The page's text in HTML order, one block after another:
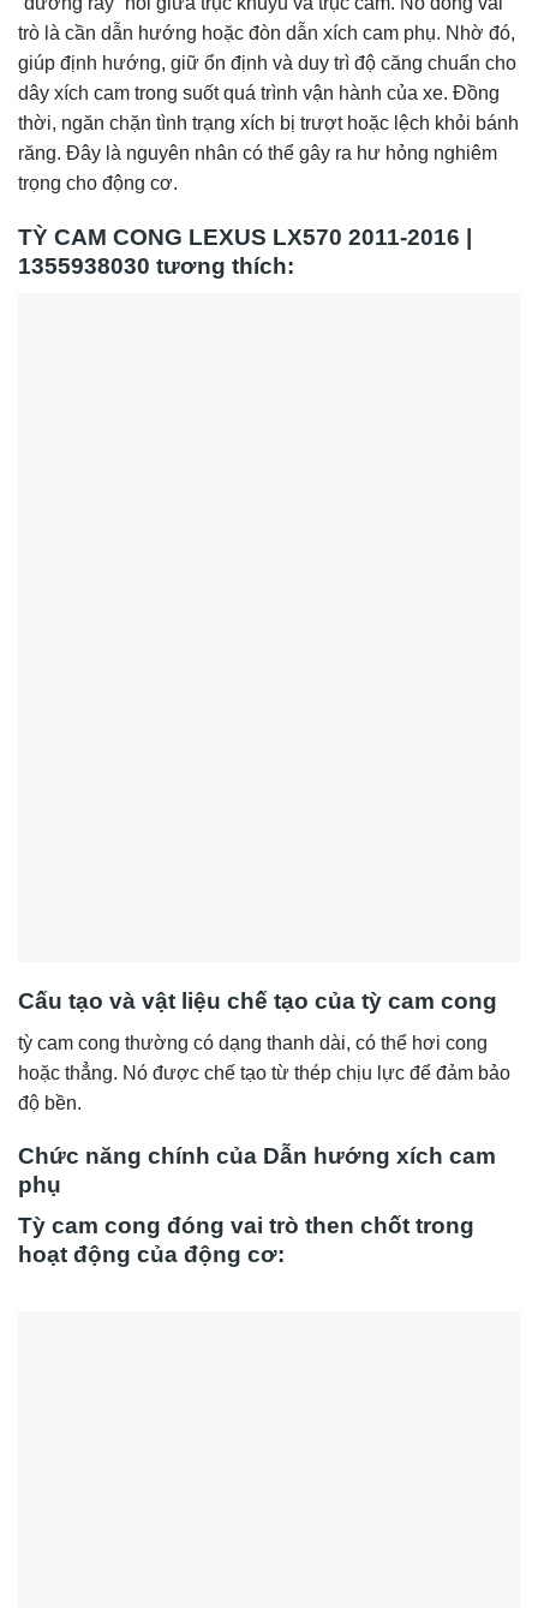
trò là cần dẫn hướng hoặc đòn dẫn xích cam phụ. Nhờ đó,
giúp định hướng, giữ ổn định và duy trì độ căng chuẩn cho
dây xích cam trong suốt quá trình vận hành của xe. Đồng
thời, ngăn chặn tình trạng xích bị trượt hoặc lệch khỏi bánh
răng. Đây là nguyên nhân có thể gây ra hư hỏng nghiêm
trọng cho động cơ.
TỲ CAM CONG LEXUS LX570 2011-2016 |
1355938030 tương thích:
Cấu tạo và vật liệu chế tạo của tỳ cam cong
tỳ cam cong thường có dạng thanh dài, có thể hơi cong
hoặc thẳng. Nó được chế tạo từ thép chịu lực để đảm bảo
độ bền.
Chức năng chính của Dẫn hướng xích cam
phụ
Tỳ cam cong đóng vai trò then chốt trong
hoạt động của động cơ: